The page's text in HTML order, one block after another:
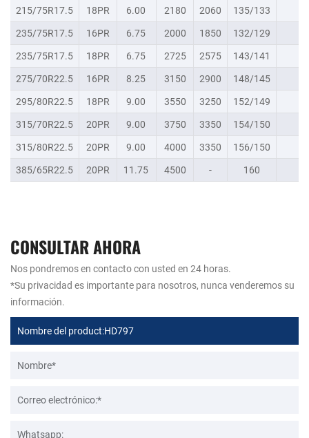
215/75R17.5
18PR 6.00 2180 2060 135/133
235/75R17.5
16PR 6.75 2000 1850 132/129
235/75R17.5
18PR 6.75 2725 2575 143/141
275/70R22.5
16PR 8.25 3150 2900 148/145
295/80R22.5
18PR 9.00 3550 3250 152/149
315/70R22.5
20PR 9.00 3750 3350 154/150
315/80R22.5
20PR 9.00 4000 3350 156/150
385/65R22.5
20PR 11.75 4500 - 160
CONSULTAR AHORA
Nos pondremos en contacto con usted en 24 horas.
*Su privacidad es importante para nosotros, nunca venderemos su
información.